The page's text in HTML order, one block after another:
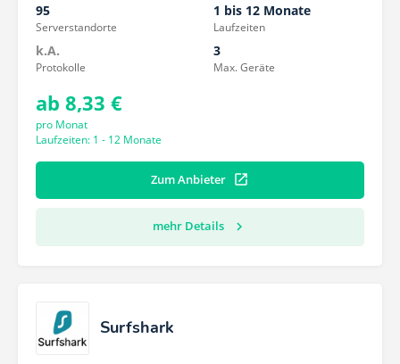
95
Serverstandorte
1 bis 12 Monate
Laufzeiten
k.A.
Protokolle
3
Max. Geräte
ab 8,33 €
pro Monat
Laufzeiten: 1 - 12 Monate
Zum Anbieter
mehr Details
Surfshark